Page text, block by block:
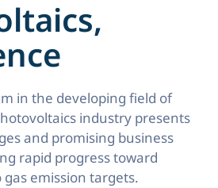
in the developing field of
industry presents
and promising business
rapid progress toward
emission targets.